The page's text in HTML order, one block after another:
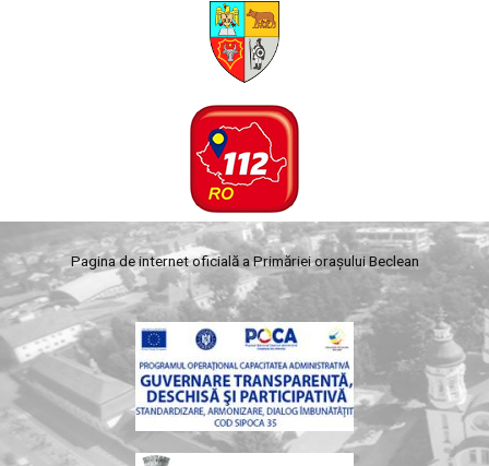
Pagina de internet oficială a Primăriei orașului Beclean